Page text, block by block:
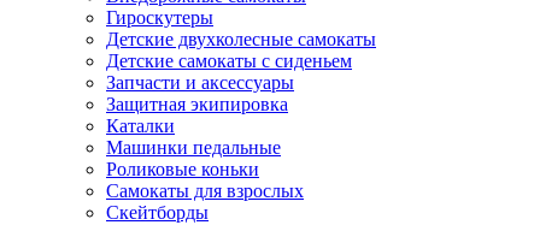
Гироскутеры
Детские двухколесные самокаты
Детские самокаты с сиденьем
Запчасти и аксессуары
Защитная экипировка
Каталки
Машинки педальные
Роликовые коньки
Самокаты для взрослых
Скейтборды